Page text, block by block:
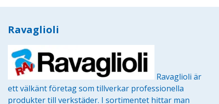
Ravaglioli
Ravaglioli är
ett välkänt företag som tillverkar professionella
produkter till verkstäder. I sortimentet hittar man